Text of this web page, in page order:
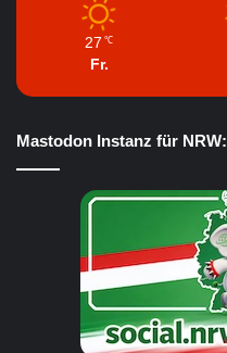
27 ℃
Fr.
Mastodon Instanz für NRW: